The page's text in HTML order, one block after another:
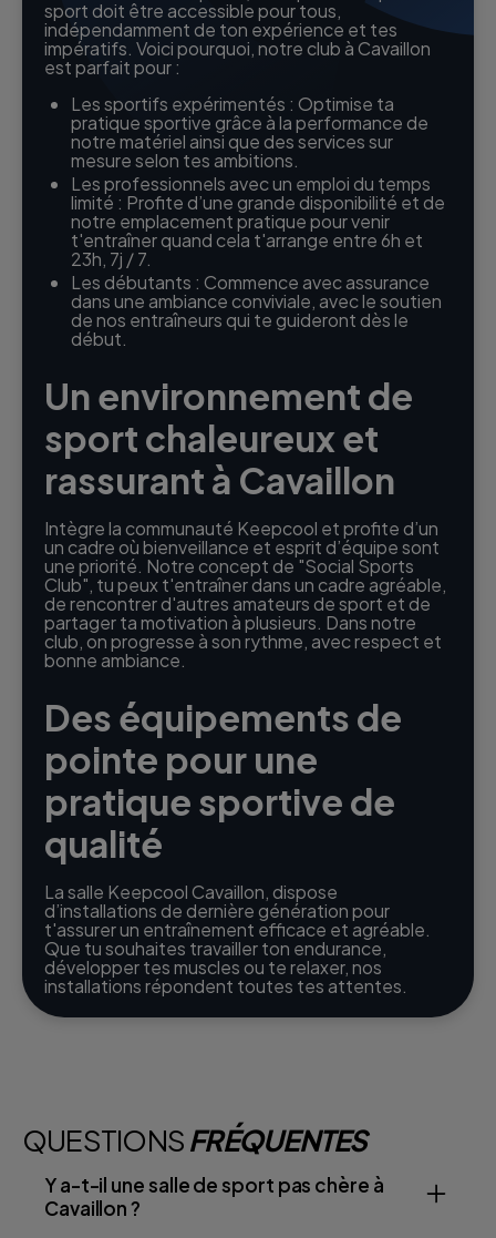
sport doit être accessible pour tous,
indépendamment de ton expérience et tes
impératifs. Voici pourquoi, notre club à Cavaillon
est parfait pour :
Les sportifs expérimentés : Optimise ta
pratique sportive grâce à la performance de
notre matériel ainsi que des services sur
mesure selon tes ambitions.
Les professionnels avec un emploi du temps
limité : Profite d’une grande disponibilité et de
notre emplacement pratique pour venir
t'entraîner quand cela t'arrange entre 6h et
23h, 7j / 7.
Les débutants : Commence avec assurance
dans une ambiance conviviale, avec le soutien
de nos entraîneurs qui te guideront dès le
début.
Un environnement de
sport chaleureux et
rassurant à Cavaillon
Intègre la communauté Keepcool et profite d’un
un cadre où bienveillance et esprit d’équipe sont
une priorité. Notre concept de "Social Sports
Club", tu peux t'entraîner dans un cadre agréable,
de rencontrer d'autres amateurs de sport et de
partager ta motivation à plusieurs. Dans notre
club, on progresse à son rythme, avec respect et
bonne ambiance.
Des équipements de
pointe pour une
pratique sportive de
qualité
La salle Keepcool Cavaillon, dispose
d’installations de dernière génération pour
t'assurer un entraînement efficace et agréable.
Que tu souhaites travailler ton endurance,
développer tes muscles ou te relaxer, nos
installations répondent toutes tes attentes.
QUESTIONSFRÉQUENTES
Y a-t-il une salle de sport pas chère à
Cavaillon ?